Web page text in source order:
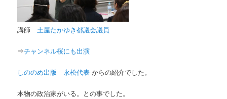
講師 土屋たかゆき都議会議員
⇒チャンネル桜にも出演
しののめ出版 永松代表 からの紹介でした。
本物の政治家がいる。との事でした。